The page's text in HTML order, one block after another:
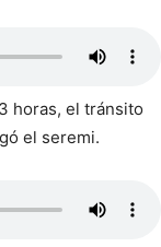
horas, el tránsito
el seremi.